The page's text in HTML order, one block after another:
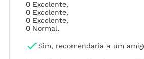
0 Excelente,
0 Excelente,
0 Excelente,
0 Normal,
Sim, recomendaria a um